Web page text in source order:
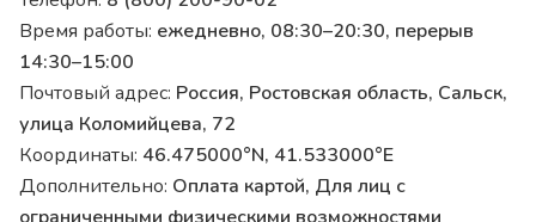
Время работы: ежедневно, 08:30–20:30, перерыв
14:30–15:00
Почтовый адрес: Россия, Ростовская область, Сальск,
улица Коломийцева, 72
Координаты: 46.475000°N, 41.533000°E
Дополнительно: Оплата картой, Для лиц с